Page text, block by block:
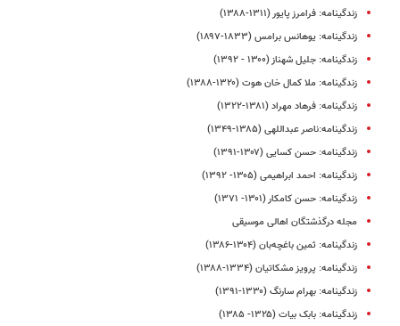
زندگینامه: فرامرز پایور (۱۳۱۱-۱۳۸۸)
زندگینامه: یوهانس برامس (۱۸۳۳-۱۸۹۷)
زندگینامه: جلیل شهناز (۱۳۰۰ - ۱۳۹۲)
زندگینامه: ملا کمال‌ خان هوت (۱۳۲۰-۱۳۸۸)
زندگینامه: فرهاد مهراد (۱۳۸۱-۱۳۲۲)
زندگینامه:ناصر عبداللهی (۱۳۸۵-۱۳۴۹)
زندگینامه: حسن کسایی (۱۳۰۷-۱۳۹۱)
زندگینامه: احمد ابراهیمی (۱۳۰۵- ۱۳۹۲)
زندگینامه: حسن کامکار (۱۳۰۱- ۱۳۷۱)
مجله درگذشتگان اهالی موسیقی
زندگینامه: ثمین باغچه‌بان (۱۳۰۴-۱۳۸۶)
زندگینامه: پرویز مشکاتیان (۱۳۳۴-۱۳۸۸)
زندگینامه: بهرام سارنگ (۱۳۳۰-۱۳۹۱)
زندگینامه: بابک بیات (۱۳۲۵- ۱۳۸۵)